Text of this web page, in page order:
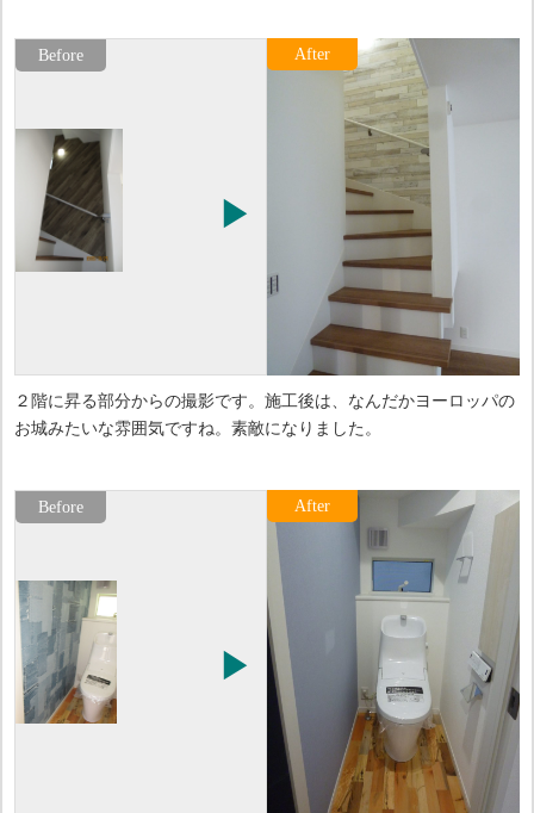
２階に昇る部分からの撮影です。施工後は、なんだかヨーロッパの
お城みたいな雰囲気ですね。素敵になりました。